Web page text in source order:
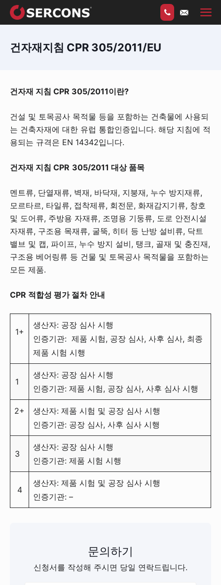
건자재지침 CPR 305/2011/EU
건자재 지침 CPR 305/2011이란?
건설 및 토목공사 목적물 등을 포함하는 건축물에 사용되
는 건축자재에 대한 유럽 통합인증입니다. 해당 지침에 적
용되는 규격은 EN 14342입니다.
건자재 지침 CPR 305/2011 대상 품목
멘트류, 단열재류, 벽재, 바닥재, 지붕재, 누수 방지재류,
모르타르, 타일류, 접착제류, 회전문, 화재감지기류, 창호
및 도어류, 주방용 자재류, 조명용 기둥류, 도로 안전시설
자재류, 구조용 목재류, 굴뚝, 히터 등 난방 설비류, 닥트
밸브 및 캡, 파이프, 누수 방지 설비, 탱크, 골재 및 충진재,
구조용 베어링류 등 건물 및 토목공사 목적물을 포함하는
모든 제품.
CPR 적합성 평가 절차 안내
1+
생산자: 공장 심사 시행
인증기관: 제품 시험, 공장 심사, 사후 심사, 최종
제품 시험 시행
1
생산자: 공장 심사 시행
인증기관: 제품 시험, 공장 심사, 사후 심사 시행
2+
생산자: 제품 시험 및 공장 심사 시행
인증기관: 공장 심사, 사후 심사 시행
3
생산자: 공장 심사 시행
인증기관: 제품 시험 시행
4
생산자: 제품 시험 및 공장 심사 시행
인증기관: –
문의하기
신청서를 작성해 주시면 당일 연락드립니다.